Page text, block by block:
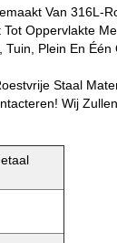
Van 316L-
Oppervlakte
Plein En Één
Staal
Wij